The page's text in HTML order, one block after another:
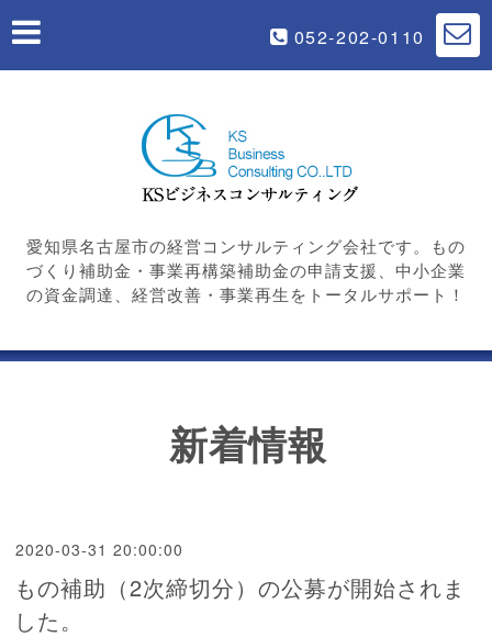
052-202-0110
愛知県名古屋市の経営コンサルティング会社です。もの
づくり補助金・事業再構築補助金の申請支援、中小企業
の資金調達、経営改善・事業再生をトータルサポート！
新着情報
2020-03-31 20:00:00
もの補助（2次締切分）の公募が開始されま
した。